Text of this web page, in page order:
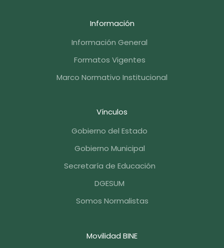
Información
Información General
Formatos Vigentes
Marco Normativo Institucional
Vínculos
Gobierno del Estado
Gobierno Municipal
Secretaría de Educación
DGESUM
Somos Normalistas
Movilidad BINE